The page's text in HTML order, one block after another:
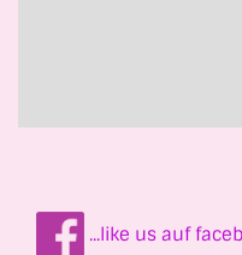
...like us auf